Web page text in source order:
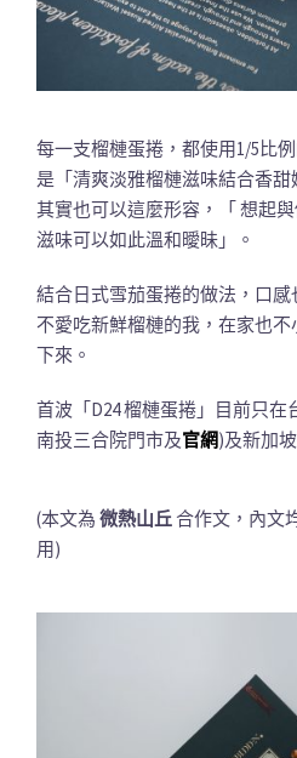
每一支榴槤蛋捲，都使用1/5比
是「清爽淡雅榴槤滋味結合香甜
其實也可以這麼形容，「 想起
滋味可以如此溫和曖昧」。
結合日式雪茄蛋捲的做法，口
不愛吃新鮮榴槤的我，在家也
下來。
首波「D24 榴槤蛋捲」目前只在
南投三合院門市及官網)及新加
(本文為 微熱山丘 合作文，內文
用)